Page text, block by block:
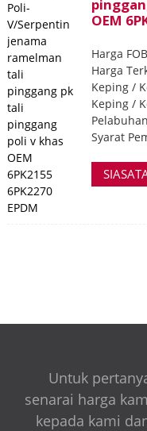
OEM
Harga
Harga
Keping /
Keping /
Syarat
Untuk
senarai harga
kepada kami